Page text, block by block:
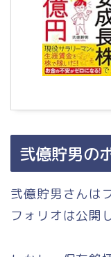
弐億貯男の
弐億貯男さんは
フォリオは公開